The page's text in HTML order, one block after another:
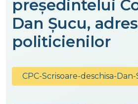
președintelui
Dan Șucu,
politicienilor
CPC-Scrisoare-deschisa-